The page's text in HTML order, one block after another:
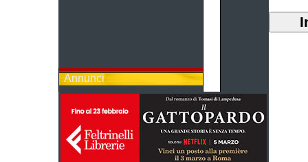
Annunci